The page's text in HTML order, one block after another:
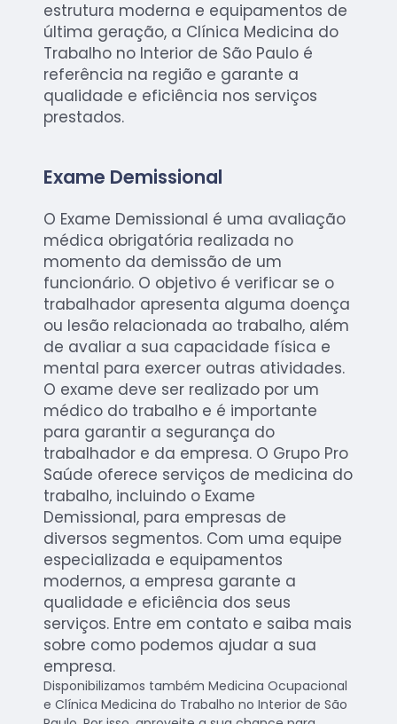
estrutura moderna e equipamentos de
última geração, a Clínica Medicina do
Trabalho no Interior de São Paulo é
referência na região e garante a
qualidade e eficiência nos serviços
prestados.
Exame Demissional
O Exame Demissional é uma avaliação
médica obrigatória realizada no
momento da demissão de um
funcionário. O objetivo é verificar se o
trabalhador apresenta alguma doença
ou lesão relacionada ao trabalho, além
de avaliar a sua capacidade física e
mental para exercer outras atividades.
O exame deve ser realizado por um
médico do trabalho e é importante
para garantir a segurança do
trabalhador e da empresa. O Grupo Pro
Saúde oferece serviços de medicina do
trabalho, incluindo o Exame
Demissional, para empresas de
diversos segmentos. Com uma equipe
especializada e equipamentos
modernos, a empresa garante a
qualidade e eficiência dos seus
serviços. Entre em contato e saiba mais
sobre como podemos ajudar a sua
empresa.
Disponibilizamos também Medicina Ocupacional
e Clínica Medicina do Trabalho no Interior de São